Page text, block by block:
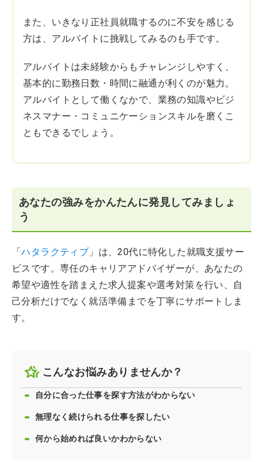
また、いきなり正社員就職するのに不安を感じる
方は、アルバイトに挑戦してみるのも手です。
アルバイトは未経験からもチャレンジしやすく、
基本的に勤務日数・時間に融通が利くのが魅力。
アルバイトとして働くなかで、業務の知識やビジ
ネスマナー・コミュニケーションスキルを磨くこ
ともできるでしょう。
あなたの強みをかんたんに発見してみましょ
う
「ハタラクティブ 」は、20代に特化した就職支援サー
ビスです。専任のキャリアアドバイザーが、あなたの
希望や適性を踏まえた求人提案や選考対策を行い、自
己分析だけでなく就活準備までを丁寧にサポートしま
す。
こんなお悩みありませんか？
自分に合った仕事を探す方法がわからない
無理なく続けられる仕事を探したい
何から始めれば良いかわからない